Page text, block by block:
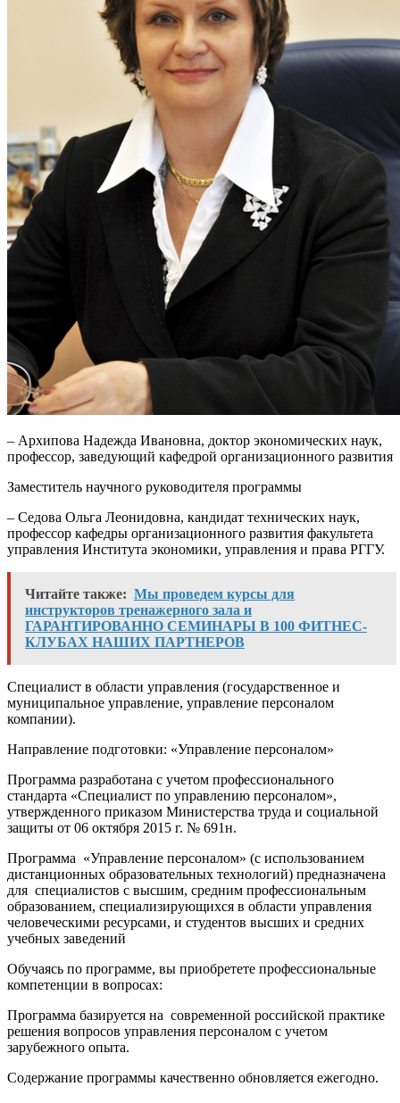
– Архипова Надежда Ивановна, доктор экономических наук,
профессор, заведующий кафедрой организационного развития
Заместитель научного руководителя программы
– Седова Ольга Леонидовна, кандидат технических наук,
профессор кафедры организационного развития факультета
управления Института экономики, управления и права РГГУ.
Читайте также: Мы проведем курсы для
инструкторов тренажерного зала и
ГАРАНТИРОВАННО СЕМИНАРЫ В 100 ФИТНЕС-
КЛУБАХ НАШИХ ПАРТНЕРОВ
Специалист в области управления (государственное и
муниципальное управление, управление персоналом
компании).
Направление подготовки: «Управление персоналом»
Программа разработана с учетом профессионального
стандарта «Специалист по управлению персоналом»,
утвержденного приказом Министерства труда и социальной
защиты от 06 октября 2015 г. № 691н.
Программа «Управление персоналом» (с использованием
дистанционных образовательных технологий) предназначена
для специалистов с высшим, средним профессиональным
образованием, специализирующихся в области управления
человеческими ресурсами, и студентов высших и средних
учебных заведений
Обучаясь по программе, вы приобретете профессиональные
компетенции в вопросах:
Программа базируется на современной российской практике
решения вопросов управления персоналом с учетом
зарубежного опыта.
Содержание программы качественно обновляется ежегодно.